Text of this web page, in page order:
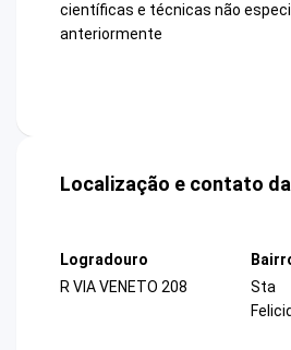
científicas e técnicas não
anteriormente
Localização e contato
Logradouro
R VIA VENETO 208
Sta